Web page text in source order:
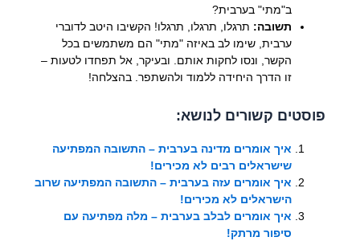
ב"מתי" בערבית?
תשובה: תרגלו, תרגלו, תרגלו! הקשיבו היטב לדוברי
ערבית, שימו לב באיזה "מתי" הם משתמשים בכל
הקשר, ונסו לחקות אותם. ובעיקר, אל תפחדו לטעות –
זו הדרך היחידה ללמוד ולהשתפר. בהצלחה!
פוסטים קשורים לנושא:
איך אומרים מדינה בערבית – התשובה המפתיעה
שישראלים רבים לא מכירים!
איך אומרים עזה בערבית – התשובה המפתיעה שרוב
הישראלים לא מכירים!
איך אומרים לבלב בערבית – מלה מפתיעה עם
סיפור מרתק!